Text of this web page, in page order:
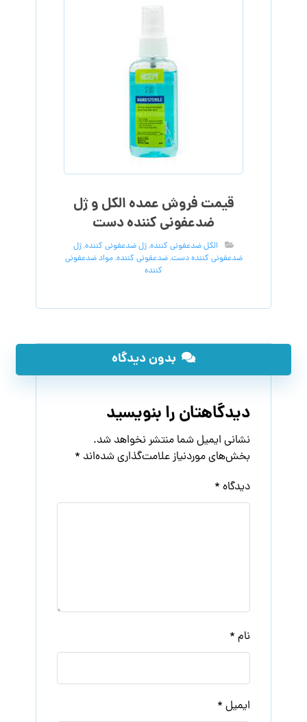
قیمت فروش عمده الکل و ژل
ضدعفونی کننده دست
الکل ضدعفونی کننده,ژل ضدعفونی کننده,ژل
ضدعفونی کننده دست,ضدعفونی کننده,مواد ضدعفونی
کننده
بدون دیدگاه
دیدگاهتان را بنویسید
نشانی ایمیل شما منتشر نخواهد شد.
بخش‌های موردنیاز علامت‌گذاری شده‌اند *
دیدگاه *
نام *
ایمیل *